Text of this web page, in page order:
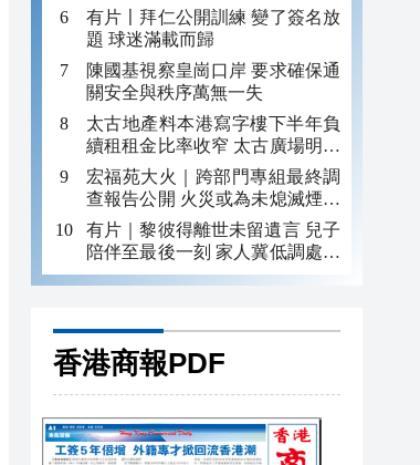
有片〡拜仁公開訓練 變了簽名放
題 球迷滿載而歸
陳國基視察皇崗口岸 要求確保通
關安全與秩序萬無一失
太古地產料本港寫字樓下半年負
續租租金比率收窄 太古廣場明年
轉正
宏福苑大火｜跨部門專組最終調
查報告公開 火災或為未熄滅煙頭
引發
有片｜黎彼得離世未留遺言 兒子
陪伴至最後一刻 家人冀低調處理
後事
香港商報PDF